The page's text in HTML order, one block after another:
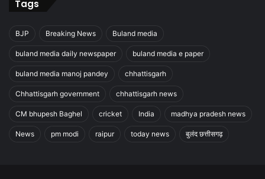
Tags
BJP Breaking News Buland media
buland media daily newspaper buland media e paper
buland media manoj pandey chhattisgarh
Chhattisgarh government chhattisgarh news
CM bhupesh Baghel cricket India madhya pradesh news
News pm modi raipur today news बुलंद छत्तीसगढ़